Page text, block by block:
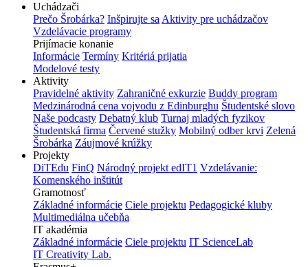
Uchádzači
Prečo Šrobárka? Inšpirujte sa Aktivity pre uchádzačov
Vzdelávacie programy
Prijímacie konanie
Informácie Termíny Kritériá prijatia
Modelové testy
Aktivity
Pravidelné aktivity Zahraničné exkurzie Buddy program
Medzinárodná cena vojvodu z Edinburghu Študentské slovo
Naše podcasty Debatný klub Turnaj mladých fyzikov
Študentská firma Červené stužky Mobilný odber krvi Zelená
Šrobárka Záujmové krúžky
Projekty
DiTEdu FinQ Národný projekt edIT1 Vzdelávanie:
Komenského inštitút
Gramotnosť
Základné informácie Ciele projektu Pedagogické kluby
Multimediálna učebňa
IT akadémia
Základné informácie Ciele projektu IT ScienceLab
IT Creativity Lab.